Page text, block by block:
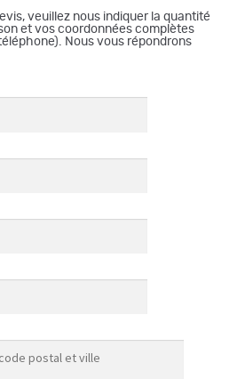
veuillez nous indiquer la quantité
et vos coordonnées complètes
Nous vous répondrons